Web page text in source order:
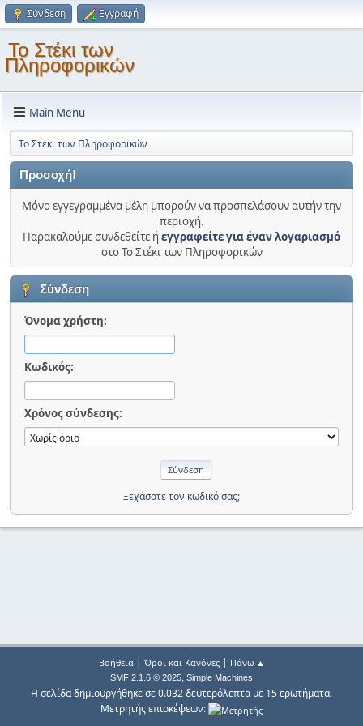
Σύνδεση Εγγραφή
Το Στέκι των
Πληροφορικών
Main Menu
Το Στέκι των Πληροφορικών
Προσοχή!
Μόνο εγγεγραμμένα μέλη μπορούν να προσπελάσουν αυτήν την
περιοχή.
Παρακαλούμε συνδεθείτε ήεγγραφείτε για έναν λογαριασμό
στο Το Στέκι των Πληροφορικών
Σύνδεση
Όνομα χρήστη:
Κωδικός:
Χρόνος σύνδεσης:
Ξεχάσατε τον κωδικό σας;
Βοήθεια| Όροι και Κανόνες| Πάνω ▲
SMF 2.1.6 © 2025, Simple Machines
Η σελίδα δημιουργήθηκε σε 0.032 δευτερόλεπτα με 15 ερωτήματα.
Μετρητής επισκέψεων: